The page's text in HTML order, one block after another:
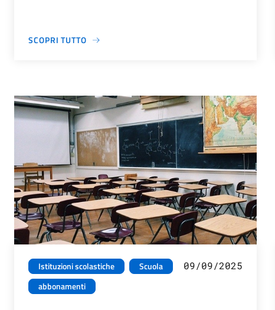
SCOPRI TUTTO
Istituzioni scolastiche
Scuola
abbonamenti
09/09/2025